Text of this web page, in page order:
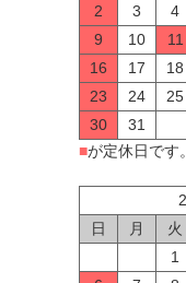
2
3 4
9
10 11
16
17 18
23
24 25
30
31
■が定休日です。
日
月 火
1